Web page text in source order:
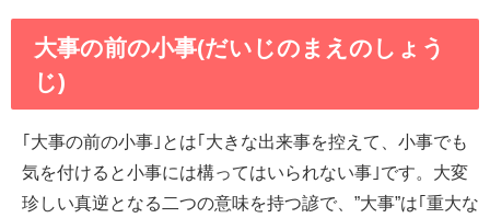
大事の前の小事(だいじのまえのしょう
じ)
｢大事の前の小事｣とは｢大きな出来事を控えて、小事でも
気を付けると小事には構ってはいられない事｣です。大変
珍しい真逆となる二つの意味を持つ諺で、”大事”は｢重大な